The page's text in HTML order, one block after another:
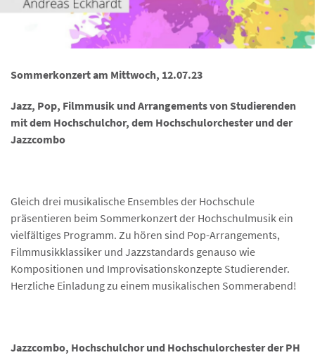
Sommerkonzert am Mittwoch, 12.07.23
Jazz, Pop, Filmmusik und Arrangements von Studierenden
mit dem Hochschulchor, dem Hochschulorchester und der
Jazzcombo
Gleich drei musikalische Ensembles der Hochschule
präsentieren beim Sommerkonzert der Hochschulmusik ein
vielfältiges Programm. Zu hören sind Pop-Arrangements,
Filmmusikklassiker und Jazzstandards genauso wie
Kompositionen und Improvisationskonzepte Studierender.
Herzliche Einladung zu einem musikalischen Sommerabend!
Jazzcombo, Hochschulchor und Hochschulorchester der PH